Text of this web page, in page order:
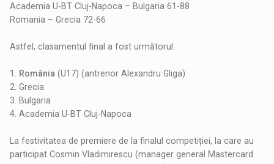
Academia U-BT Cluj-Napoca – Bulgaria 61-88
Romania – Grecia 72-66
Astfel, clasamentul final a fost următorul:
1. România (U17) (antrenor Alexandru Gliga)
2. Grecia
3. Bulgaria
4. Academia U-BT Cluj-Napoca
La festivitatea de premiere de la finalul competiției, la care au
participat Cosmin Vladimirescu (manager general Mastercard